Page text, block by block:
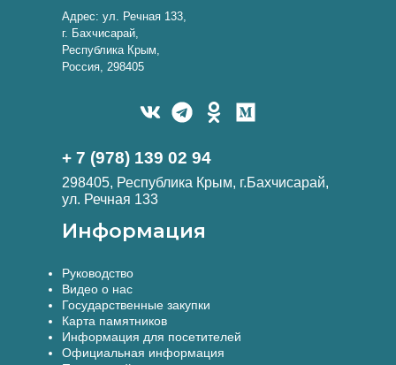
Адрес: ул. Речная 133,
г. Бахчисарай,
Республика Крым,
Россия, 298405
+ 7 (978) 139 02 94
298405, Республика Крым, г.Бахчисарай,
ул. Речная 133
Информация
Руководство
Видео о нас
Государственные закупки
Карта памятников
Информация для посетителей
Официальная информация